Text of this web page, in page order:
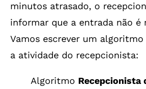
minutos atrasado, o
informar que a entrada não é
Vamos escrever um algoritmo
a atividade do recepcionista:
Algoritmo Recepcionista